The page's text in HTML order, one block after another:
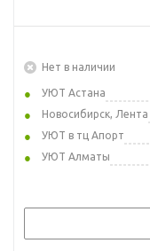
Нет в наличии
УЮТ Астана
Новосибирск, Лента
УЮТ в тц Апорт
УЮТ Алматы